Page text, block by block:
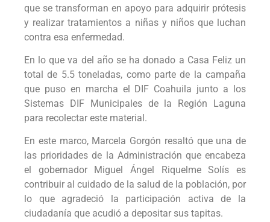
que se transforman en apoyo para adquirir prótesis
y realizar tratamientos a niñas y niños que luchan
contra esa enfermedad.
En lo que va del año se ha donado a Casa Feliz un
total de 5.5 toneladas, como parte de la campaña
que puso en marcha el DIF Coahuila junto a los
Sistemas DIF Municipales de la Región Laguna
para recolectar este material.
En este marco, Marcela Gorgón resaltó que una de
las prioridades de la Administración que encabeza
el gobernador Miguel Ángel Riquelme Solís es
contribuir al cuidado de la salud de la población, por
lo que agradeció la participación activa de la
ciudadanía que acudió a depositar sus tapitas.